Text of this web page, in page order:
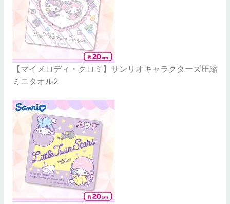
【マイメロディ・クロミ】サンリオキャラクターズ圧縮
ミニタオル2